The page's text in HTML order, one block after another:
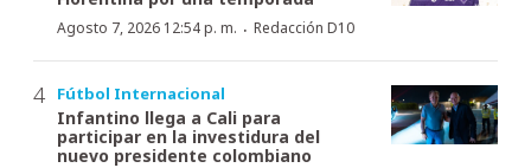
Agosto 7, 2026 12:54 p. m. · Redacción D10
Fútbol Internacional
Infantino llega a Cali para
participar en la investidura del
nuevo presidente colombiano